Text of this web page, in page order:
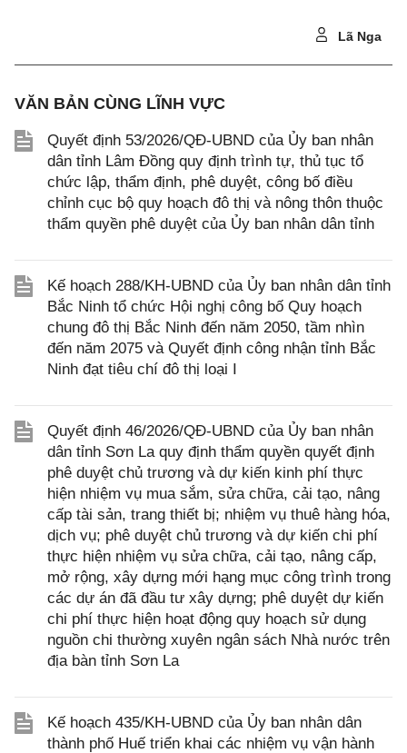
Lã Nga
VĂN BẢN CÙNG LĨNH VỰC
Quyết định 53/2026/QĐ-UBND của Ủy ban nhân
dân tỉnh Lâm Đồng quy định trình tự, thủ tục tổ
chức lập, thẩm định, phê duyệt, công bố điều
chỉnh cục bộ quy hoạch đô thị và nông thôn thuộc
thẩm quyền phê duyệt của Ủy ban nhân dân tỉnh
Kế hoạch 288/KH-UBND của Ủy ban nhân dân tỉnh
Bắc Ninh tổ chức Hội nghị công bố Quy hoạch
chung đô thị Bắc Ninh đến năm 2050, tầm nhìn
đến năm 2075 và Quyết định công nhận tỉnh Bắc
Ninh đạt tiêu chí đô thị loại I
Quyết định 46/2026/QĐ-UBND của Ủy ban nhân
dân tỉnh Sơn La quy định thẩm quyền quyết định
phê duyệt chủ trương và dự kiến kinh phí thực
hiện nhiệm vụ mua sắm, sửa chữa, cải tạo, nâng
cấp tài sản, trang thiết bị; nhiệm vụ thuê hàng hóa,
dịch vụ; phê duyệt chủ trương và dự kiến chi phí
thực hiện nhiệm vụ sửa chữa, cải tạo, nâng cấp,
mở rộng, xây dựng mới hạng mục công trình trong
các dự án đã đầu tư xây dựng; phê duyệt dự kiến
chi phí thực hiện hoạt động quy hoạch sử dụng
nguồn chi thường xuyên ngân sách Nhà nước trên
địa bàn tỉnh Sơn La
Kế hoạch 435/KH-UBND của Ủy ban nhân dân
thành phố Huế triển khai các nhiệm vụ vận hành